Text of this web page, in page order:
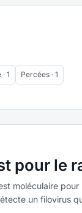
1 Percées · 1
pour le
moléculaire pour
un filovirus